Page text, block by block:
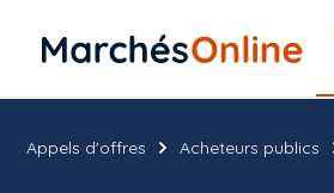
Appels d'offres Acheteurs publics